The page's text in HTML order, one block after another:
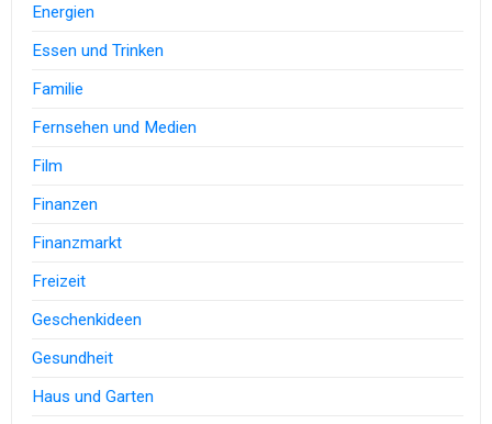
Energien
Essen und Trinken
Familie
Fernsehen und Medien
Film
Finanzen
Finanzmarkt
Freizeit
Geschenkideen
Gesundheit
Haus und Garten